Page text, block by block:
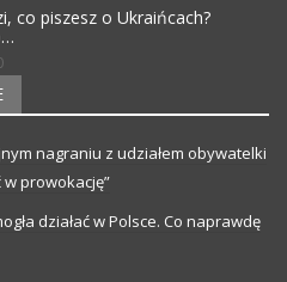
co piszesz o Ukraińcach?
nagraniu z udziałem obywatelki
w prowokację”
działać w Polsce. Co naprawdę